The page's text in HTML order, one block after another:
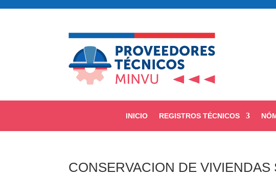
INICIO REGISTROS TÉCNICOS
CONSERVACION DE VIVIENDAS